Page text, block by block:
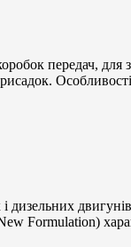
передач, для
двигунів
Formulation)